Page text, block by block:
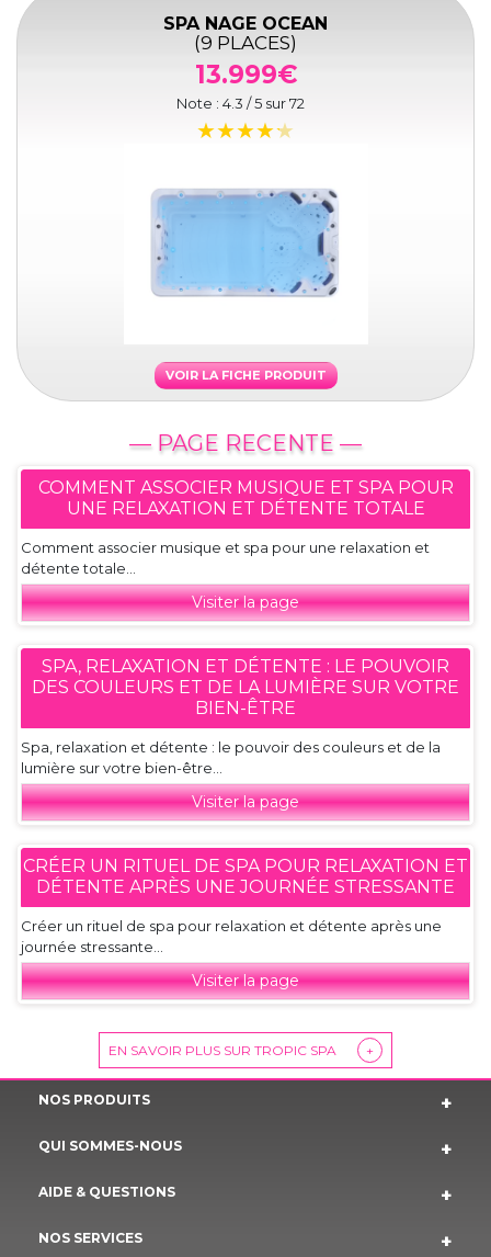
SPA NAGE OCEAN
(9 PLACES)
13.999€
Note : 4.3 / 5 sur72
VOIR LA FICHE PRODUIT
— PAGE RECENTE —
COMMENT ASSOCIER MUSIQUE ET SPA POUR
UNE RELAXATION ET DÉTENTE TOTALE
Comment associer musique et spa pour une relaxation et
détente totale...
Visiter la page
SPA, RELAXATION ET DÉTENTE : LE POUVOIR
DES COULEURS ET DE LA LUMIÈRE SUR VOTRE
BIEN-ÊTRE
Spa, relaxation et détente : le pouvoir des couleurs et de la
lumière sur votre bien-être...
Visiter la page
CRÉER UN RITUEL DE SPA POUR RELAXATION ET
DÉTENTE APRÈS UNE JOURNÉE STRESSANTE
Créer un rituel de spa pour relaxation et détente après une
journée stressante...
Visiter la page
EN SAVOIR PLUS SUR TROPIC SPA +
NOS PRODUITS
QUI SOMMES-NOUS
AIDE & QUESTIONS
NOS SERVICES